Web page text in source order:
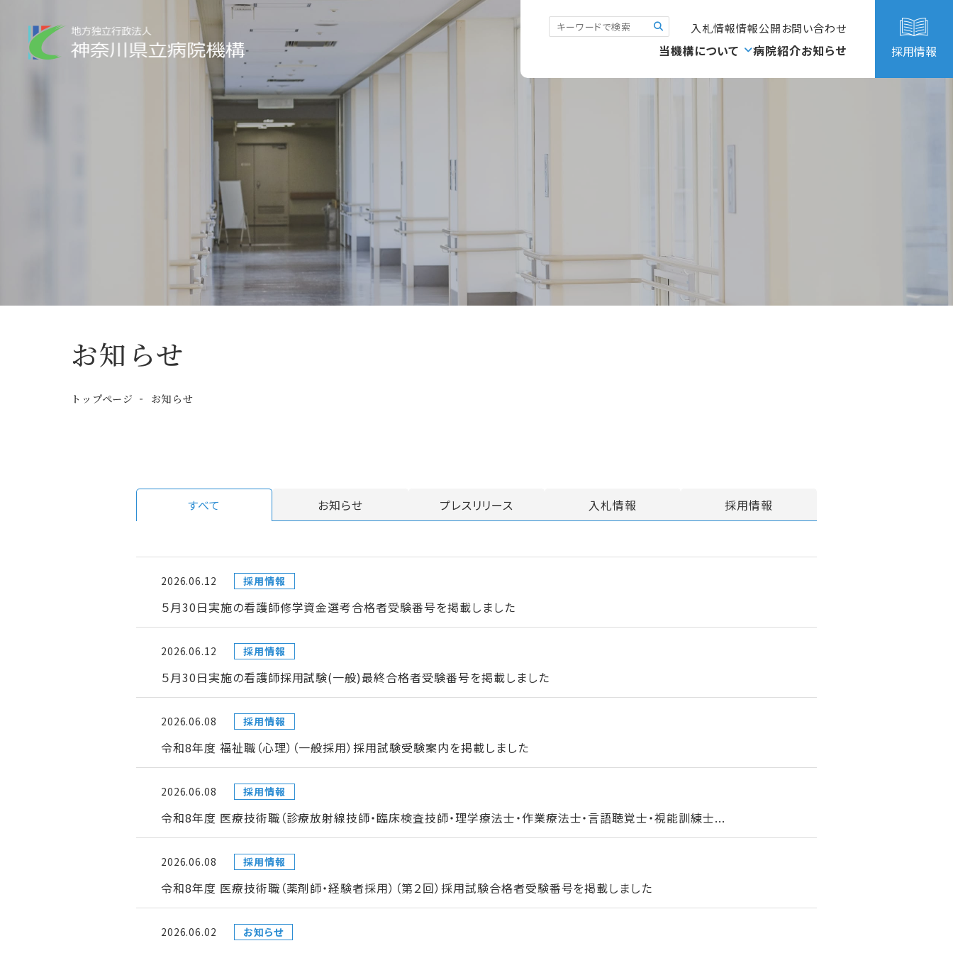
入札情報情報公開お問い合わせ
当機構について 病院紹介お知らせ 採用情報
お知らせ
トップページ お知らせ
すべて お知らせ プレスリリース 入札情報 採用情報
2026.06.12 採用情報
５月30日実施の看護師修学資金選考合格者受験番号を掲載しました
2026.06.12 採用情報
５月30日実施の看護師採用試験(一般)最終合格者受験番号を掲載しました
2026.06.08 採用情報
令和8年度 福祉職（心理）（一般採用）採用試験受験案内を掲載しました
2026.06.08 採用情報
令和8年度 医療技術職（診療放射線技師・臨床検査技師・理学療法士・作業療法士・言語聴覚士・視能訓練士...
2026.06.08 採用情報
令和8年度 医療技術職（薬剤師・経験者採用）（第２回）採用試験合格者受験番号を掲載しました
2026.06.02 お知らせ